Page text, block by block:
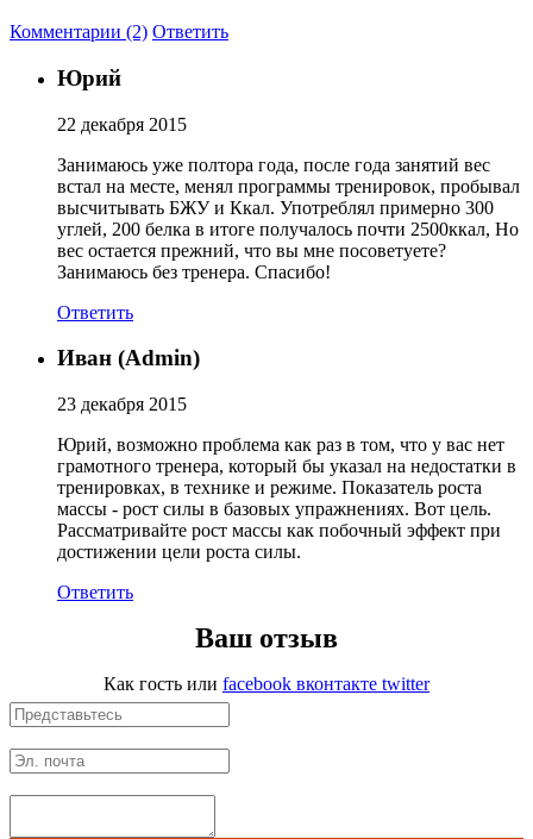
Аргинин
Бета-аланин
Комплексы аминокислот
Энергетики
Таурин
Цитруллин
Глютамин
Гейнеры
Аксессуары
НАЗАД
Ремни и перчатки
Прочее
Подарочные сертификаты
Комментарии (2) Ответить
Юрий
22 декабря 2015
Занимаюсь уже полтора года, после года занятий вес
встал на месте, менял программы тренировок, пробывал
высчитывать БЖУ и Ккал. Употреблял примерно 300
углей, 200 белка в итоге получалось почти 2500ккал, Но
вес остается прежний, что вы мне посоветуете?
Занимаюсь без тренера. Спасибо!
Ответить
Иван (Admin)
23 декабря 2015
Юрий, возможно проблема как раз в том, что у вас нет
грамотного тренера, который бы указал на недостатки в
тренировках, в технике и режиме. Показатель роста
массы - рост силы в базовых упражнениях. Вот цель.
Рассматривайте рост массы как побочный эффект при
достижении цели роста силы.
Ответить
Ваш отзыв
Как гость или facebook вконтакте twitter